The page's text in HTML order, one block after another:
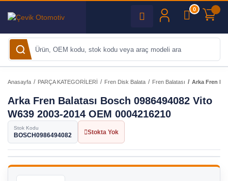
0
Anasayfa PARÇA KATEGORİLERİ Fren Disk Balata Fren Balatası Arka Fren
Arka Fren Balatası Bosch 0986494082 Vito
W639 2003-2014 OEM 0004216210
Stok Kodu
BOSCH0986494082 Stokta Yok